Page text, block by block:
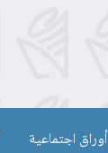
أوراق اجتماعية